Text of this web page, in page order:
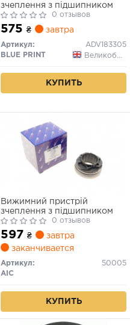
зчеплення з підшипником
0 отзывов
575 ₴ завтра
Артикул:
ADV183305
BLUE PRINT
Великобритания
КУПИТЬ
Вижимний пристрій
зчеплення з підшипником
0 отзывов
597 ₴
завтра
заканчивается
Артикул:
50005
AIC
КУПИТЬ